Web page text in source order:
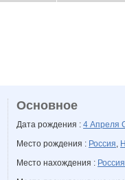
Основное
Дата рождения : 4 Апреля
Место рождения : Россия,
Место нахождения : Россия